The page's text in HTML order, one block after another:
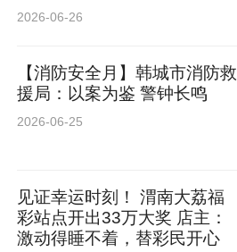
2026-06-26
【消防安全月】韩城市消防救
援局：以案为鉴 警钟长鸣
2026-06-25
见证幸运时刻！ 渭南大荔福
彩站点开出33万大奖 店主：
激动得睡不着，替彩民开心